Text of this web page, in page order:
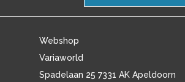
Webshop
Variaworld
Spadelaan 25 7331 AK Apeldoorn